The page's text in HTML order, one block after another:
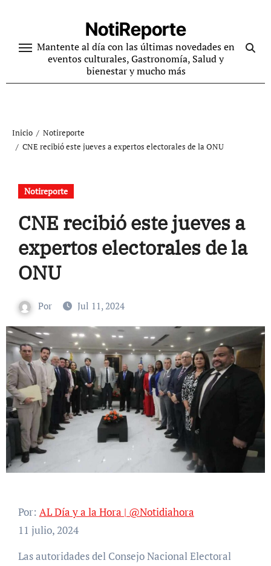
contenido
NotiReporte
Mantente al día con las últimas novedades en
eventos culturales, Gastronomía, Salud y
bienestar y mucho más
Inicio
Notireporte
CNE recibió este jueves a expertos electorales de la ONU
Notireporte
CNE recibió este jueves a
expertos electorales de la
ONU
Por Jul 11, 2024
Por: AL Día y a la Hora | @Notidiahora
11 julio, 2024
Las autoridades del Consejo Nacional Electoral